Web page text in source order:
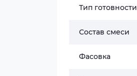
Тип готовности
Состав смеси
Фасовка